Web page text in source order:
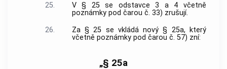
25.
V § 25 se odstavce 3 a 4 včetně
poznámky pod čarou č. 33) zrušují.
26.
Za § 25 se vkládá nový § 25a, který
včetně poznámky pod čarou č. 57) zní:
„§ 25a